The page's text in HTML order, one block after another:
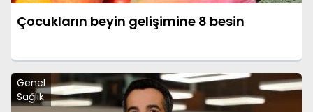
Çocukların beyin gelişimine 8 besin
Genel
Sağlık